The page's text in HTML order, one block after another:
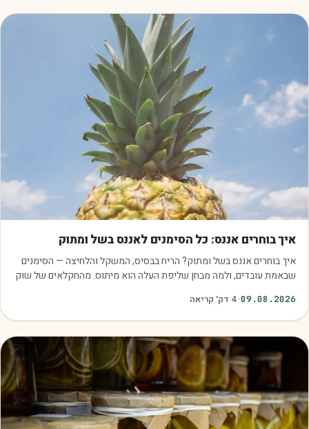
איך בוחרים אננס: כל הסימנים לאננס בשל ומתוק
איך בוחרים אננס בשל ומתוק? הריח בבסיס, המשקל והלחיצה — הסימנים
שבאמת עובדים, ולמה מבחן שליפת העלה הוא מיתוס. מהחקלאים של שוק
09.08.2026
·
4 דק׳ קריאה